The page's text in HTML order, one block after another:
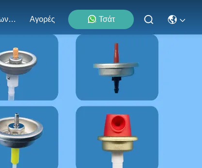
Επικοινωνήστε Μαζί Μας Αγορές Τσάτ